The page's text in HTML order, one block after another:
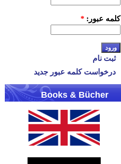
کلمه عبور: *
ثبت نام
درخواست کلمه عبور جدید
Books & Bücher